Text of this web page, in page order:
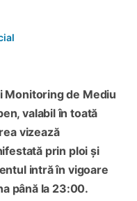
Monitoring de Mediu
valabil în toată
vizează
prin ploi și
intră în vigoare
până la 23:00.